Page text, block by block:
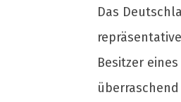
Das
Besitzer